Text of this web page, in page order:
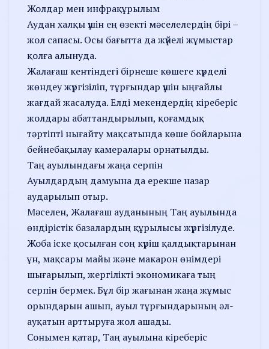
Жолдар мен инфрақұрылым
Аудан халқы үшін ең өзекті мәселелердің бірі –
жол сапасы. Осы бағытта да жүйелі жұмыстар
қолға алынуда.
Жалағаш кентіндегі бірнеше көшеге күрделі
жөндеу жүргізіліп, тұрғындар үшін ыңғайлы
жағдай жасалуда. Елді мекендердің кіреберіс
жолдары абаттандырылып, қоғамдық
тәртіпті нығайту мақсатында көше бойларына
бейнебақылау камералары орнатылды.
Таң ауылындағы жаңа серпін
Ауылдардың дамуына да ерекше назар
аударылып отыр.
Мәселен, Жалағаш ауданының Таң ауылында
өндірістік базалардың құрылысы жүргізілуде.
Жоба іске қосылған соң күріш қалдықтарынан
ұн, мақсары майы және макарон өнімдері
шығарылып, жергілікті экономикаға тың
серпін бермек. Бұл бір жағынан жаңа жұмыс
орындарын ашып, ауыл тұрғындарының әл-
ауқатын арттыруға жол ашады.
Сонымен қатар, Таң ауылына кіреберіс